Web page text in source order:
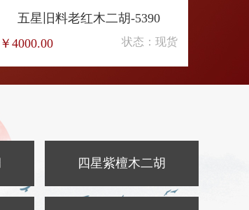
五星旧料老红木二胡-5390
￥4000.00
状态：现货
四星紫檀木二胡